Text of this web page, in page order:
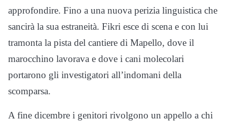
approfondire. Fino a una nuova perizia linguistica che
sancirà la sua estraneità. Fikri esce di scena e con lui
tramonta la pista del cantiere di Mapello, dove il
marocchino lavorava e dove i cani molecolari
portarono gli investigatori all’indomani della
scomparsa.
A fine dicembre i genitori rivolgono un appello a chi